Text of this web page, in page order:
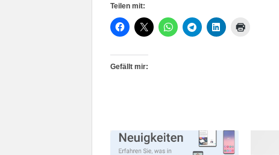
Teilen mit:
Gefällt mir: